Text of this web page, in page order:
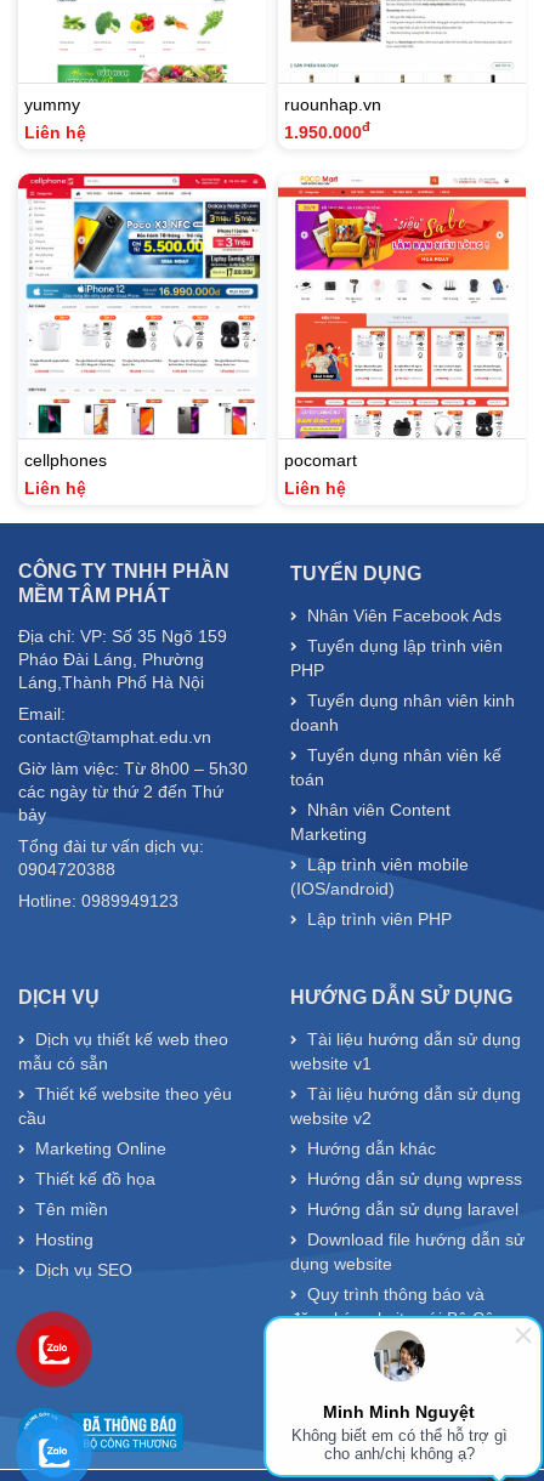
yummy
Liên hệ
ruounhap.vn
1.950.000đ
cellphones
Liên hệ
pocomart
Liên hệ
CÔNG TY TNHH PHẦN
MỀM TÂM PHÁT
Địa chỉ: VP: Số 35 Ngõ 159
Pháo Đài Láng, Phường
Láng,Thành Phố Hà Nội
Email:
contact@tamphat.edu.vn
Giờ làm việc: Từ 8h00 – 5h30
các ngày từ thứ 2 đến Thứ
bảy
Tổng đài tư vấn dịch vụ:
0904720388
Hotline: 0989949123
TUYỂN DỤNG
Nhân Viên Facebook Ads
Tuyển dụng lập trình viên
PHP
Tuyển dụng nhân viên kinh
doanh
Tuyển dụng nhân viên kế
toán
Nhân viên Content
Marketing
Lập trình viên mobile
(IOS/android)
Lập trình viên PHP
DỊCH VỤ
Dịch vụ thiết kế web theo
mẫu có sẵn
Thiết kế website theo yêu
cầu
Marketing Online
Thiết kế đồ họa
Tên miền
Hosting
Dịch vụ SEO
HƯỚNG DẪN SỬ DỤNG
Tài liệu hướng dẫn sử dụng
website v1
Tài liệu hướng dẫn sử dụng
website v2
Hướng dẫn khác
Hướng dẫn sử dụng wpress
Hướng dẫn sử dụng laravel
Download file hướng dẫn sử
dụng website
Quy trình thông báo và
đăng ký website với Bộ Công
Minh Minh Nguyệt
Không biết em có thể hỗ trợ gì
cho anh/chị không ạ?